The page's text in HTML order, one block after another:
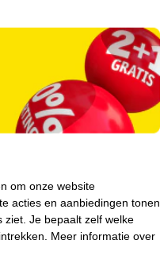
om onze website
acties en aanbiedingen tonen
ziet. Je bepaalt zelf welke
Meer informatie over